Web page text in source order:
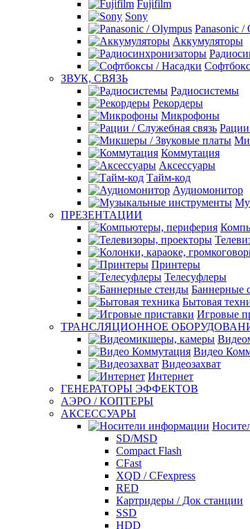
Fujifilm
Sony
Panasonic /
Аккумуляторы
ЗВУК, СВЯЗЬ
Радиосистемы
Рекордеры
Микрофоны
Рации
Коммутация
Аксессуары
Тайм-код
Аудиомонитор
ПРЕЗЕНТАЦИИ
Принтеры
Телесуфлеры
Баннерные
Бытовая
Игровые
ТРАНСЛЯЦИОННОЕ
Видео
Видеозахват
Интернет
ГЕНЕРАТОРЫ ЭФФЕКТОВ
АЭРО / КОПТЕРЫ
АКСЕССУАРЫ
SD/MSD
Compact Flash
CFast
XQD / CFexpress
RED
Картридеры / Док станции
SSD
HDD